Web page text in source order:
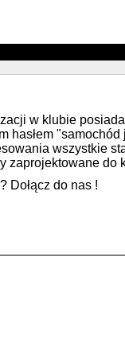
w klubie
wszystkie
do
Dołącz do nas !